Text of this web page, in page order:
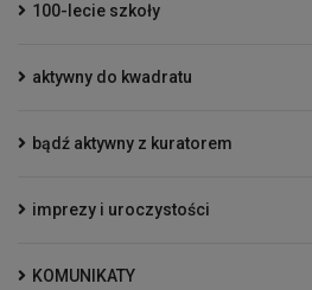
100-lecie szkoły
aktywny do kwadratu
bądź aktywny z kuratorem
imprezy i uroczystości
KOMUNIKATY